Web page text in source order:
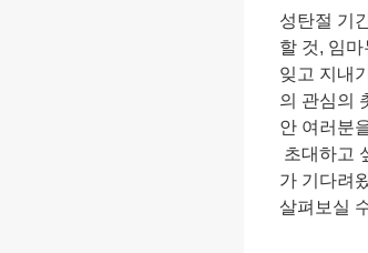
성탄절 기
할 것, 임
잊고 지내
의 관심의
안 여러분
초대하고
가 기다려
살펴보실